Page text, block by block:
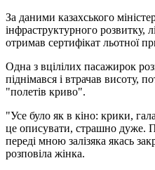
За даними казахського
інфраструктурного розвитку,
отримав сертифікат льотної
Одна з вцілілих пасажирок
піднімався і втрачав висоту,
"полетів криво".
"Усе було як в кіно: крики,
це описувати, страшно дуже.
переді мною залізяка якась
розповіла жінка.